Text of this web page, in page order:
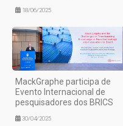
18/06/2025
MackGraphe participa de
Evento Internacional de
pesquisadores dos BRICS
30/04/2025